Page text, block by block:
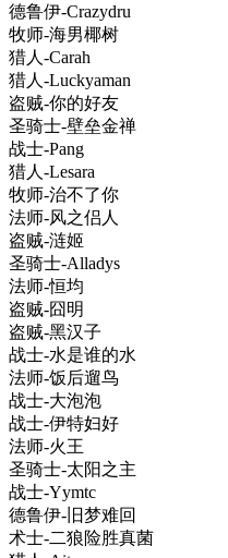
德鲁伊-Crazydru
牧师-海男椰树
猎人-Carah
猎人-Luckyaman
盗贼-你的好友
圣骑士-壁垒金禅
战士-Pang
猎人-Lesara
牧师-治不了你
法师-风之侣人
盗贼-涟姬
圣骑士-Alladys
法师-恒均
盗贼-囧明
盗贼-黑汉子
战士-水是谁的水
法师-饭后遛鸟
战士-大泡泡
战士-伊特妇好
法师-火王
圣骑士-太阳之主
战士-Yymtc
德鲁伊-旧梦难回
术士-二狼险胜真菌